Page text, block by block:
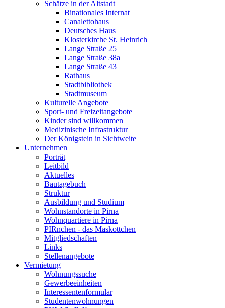
Schätze in der Altstadt
Binationales Internat
Canalettohaus
Deutsches Haus
Klosterkirche St. Heinrich
Lange Straße 25
Lange Straße 38a
Lange Straße 43
Rathaus
Stadtbibliothek
Stadtmuseum
Kulturelle Angebote
Sport- und Freizeitangebote
Kinder sind willkommen
Medizinische Infrastruktur
Der Königstein in Sichtweite
Unternehmen
Porträt
Leitbild
Aktuelles
Bautagebuch
Struktur
Ausbildung und Studium
Wohnstandorte in Pirna
Wohnquartiere in Pirna
PIRnchen - das Maskottchen
Mitgliedschaften
Links
Stellenangebote
Vermietung
Wohnungssuche
Gewerbeeinheiten
Interessentenformular
Studentenwohnungen